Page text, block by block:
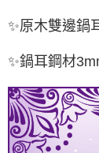
✨原木雙邊鍋
✨鍋耳鋼材